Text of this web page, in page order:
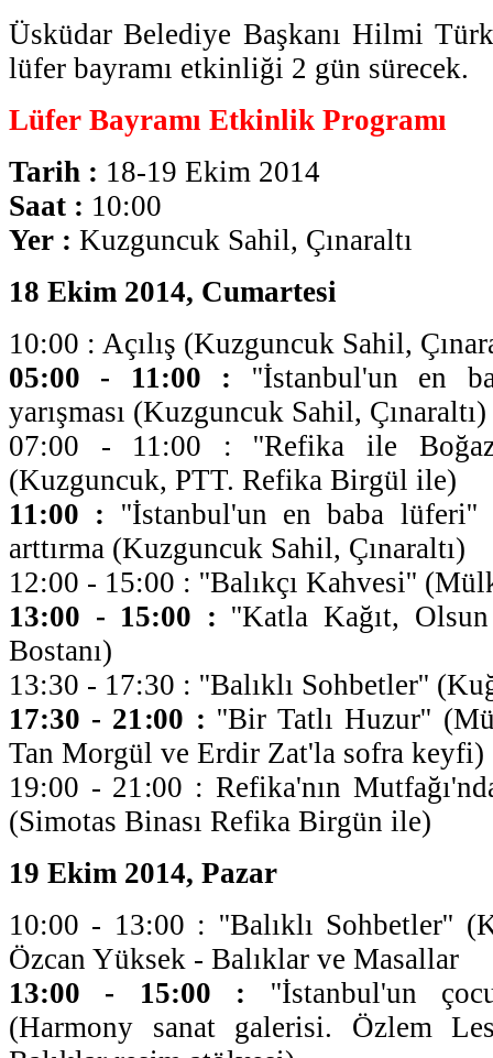
Üsküdar Belediye Başkanı Hilmi
lüfer bayramı etkinliği 2 gün sürecek.
Lüfer Bayramı Etkinlik Programı
Tarih : 18-19 Ekim 2014
Saat : 10:00
Yer : Kuzguncuk Sahil, Çınaraltı
18 Ekim 2014, Cumartesi
10:00 : Açılış (Kuzguncuk Sahil,
05:00 - 11:00 : ''İstanbul'un en
yarışması (Kuzguncuk Sahil, Çınaraltı)
07:00 - 11:00 : ''Refika ile
(Kuzguncuk, PTT. Refika Birgül ile)
11:00 : ''İstanbul'un en baba
arttırma (Kuzguncuk Sahil, Çınaraltı)
12:00 - 15:00 : ''Balıkçı Kahvesi''
13:00 - 15:00 : ''Katla Kağıt,
Bostanı)
13:30 - 17:30 : ''Balıklı Sohbetler''
17:30 - 21:00 : ''Bir Tatlı Huzur''
Tan Morgül ve Erdir Zat'la sofra keyfi)
19:00 - 21:00 : Refika'nın
(Simotas Binası Refika Birgün ile)
19 Ekim 2014, Pazar
10:00 - 13:00 : ''Balıklı Sohbetler''
Özcan Yüksek - Balıklar ve Masallar
13:00 - 15:00 : ''İstanbul'un
(Harmony sanat galerisi. Özlem